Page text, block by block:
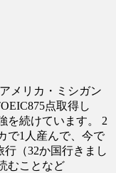
メリカ・ミシガン
点取得し
を続けています。 2
で1人産んで、今で
（32か国行きまし
むことなど